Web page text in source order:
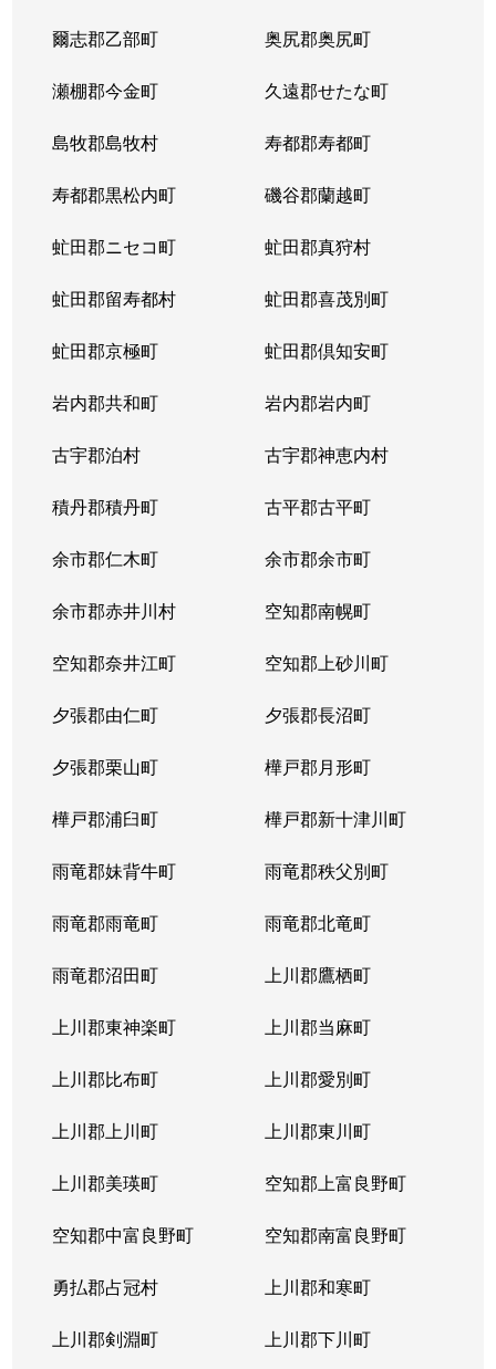
爾志郡乙部町 奥尻郡奥尻町
瀬棚郡今金町 久遠郡せたな町
島牧郡島牧村 寿都郡寿都町
寿都郡黒松内町 磯谷郡蘭越町
虻田郡ニセコ町 虻田郡真狩村
虻田郡留寿都村 虻田郡喜茂別町
虻田郡京極町 虻田郡倶知安町
岩内郡共和町 岩内郡岩内町
古宇郡泊村 古宇郡神恵内村
積丹郡積丹町 古平郡古平町
余市郡仁木町 余市郡余市町
余市郡赤井川村 空知郡南幌町
空知郡奈井江町 空知郡上砂川町
夕張郡由仁町 夕張郡長沼町
夕張郡栗山町 樺戸郡月形町
樺戸郡浦臼町 樺戸郡新十津川町
雨竜郡妹背牛町 雨竜郡秩父別町
雨竜郡雨竜町 雨竜郡北竜町
雨竜郡沼田町 上川郡鷹栖町
上川郡東神楽町 上川郡当麻町
上川郡比布町 上川郡愛別町
上川郡上川町 上川郡東川町
上川郡美瑛町 空知郡上富良野町
空知郡中富良野町 空知郡南富良野町
勇払郡占冠村 上川郡和寒町
上川郡剣淵町 上川郡下川町